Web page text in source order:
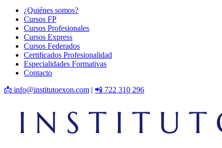
¿Quiénes somos?
Cursos FP
Cursos Profesionales
Cursos Express
Cursos Federados
Certificados Profesionalidad
Especialidades Formativas
Contacto
📩 info@institutoexon.com | 📲 722 310 296